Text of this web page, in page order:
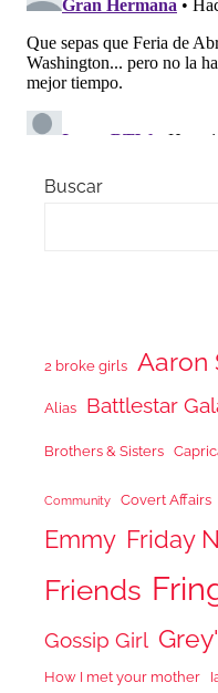
Buscar
2 broke girls Aaron
Alias Battlestar
Brothers & Sisters
Community Covert Affairs
Emmy Friday
Friends
Gossip Girl
How I met your mother